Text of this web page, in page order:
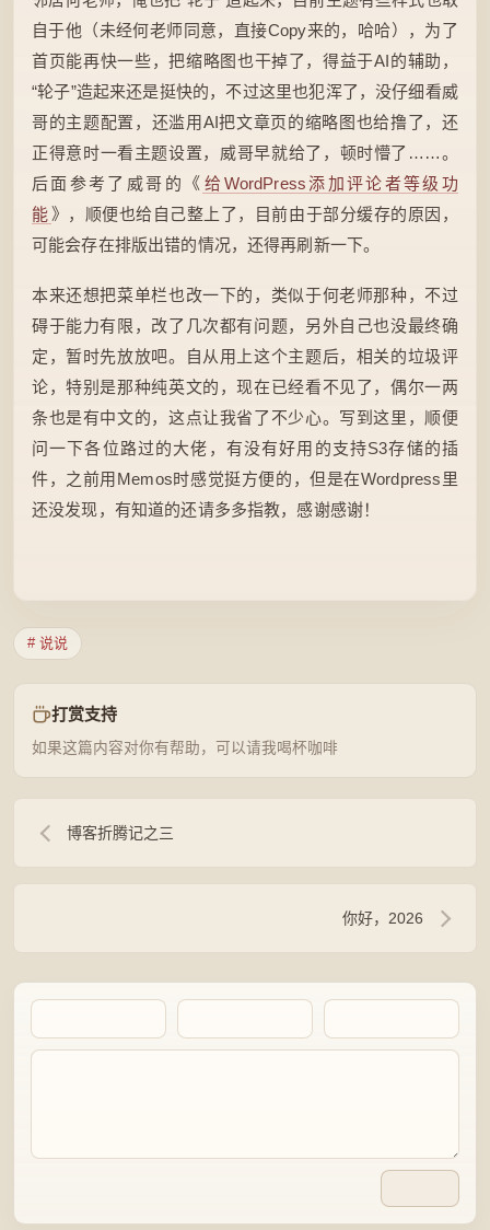
自于他（未经何老师同意，直接Copy来的，哈哈），为了
首页能再快一些，把缩略图也干掉了，得益于AI的辅助，
“轮子”造起来还是挺快的，不过这里也犯浑了，没仔细看威
哥的主题配置，还滥用AI把文章页的缩略图也给撸了，还
正得意时一看主题设置，威哥早就给了，顿时懵了……。
后面参考了威哥的《 给WordPress添加评论者等级功
能 》，顺便也给自己整上了，目前由于部分缓存的原因，
可能会存在排版出错的情况，还得再刷新一下。
本来还想把菜单栏也改一下的，类似于何老师那种，不过
碍于能力有限，改了几次都有问题，另外自己也没最终确
定，暂时先放放吧。自从用上这个主题后，相关的垃圾评
论，特别是那种纯英文的，现在已经看不见了，偶尔一两
条也是有中文的，这点让我省了不少心。写到这里，顺便
问一下各位路过的大佬，有没有好用的支持S3存储的插
件，之前用Memos时感觉挺方便的，但是在Wordpress里
还没发现，有知道的还请多多指教，感谢感谢！
# 说说
打赏支持
如果这篇内容对你有帮助，可以请我喝杯咖啡
博客折腾记之三
你好，2026